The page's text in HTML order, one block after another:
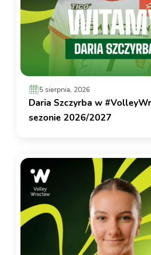
5 sierpnia, 2026
Daria Szczyrba w
sezonie 2026/2027